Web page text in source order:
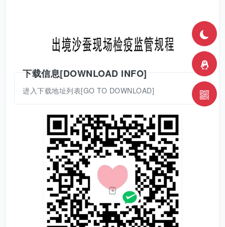
下载信息[DOWNLOAD INFO]
进入下载地址列表[GO TO DOWNLOAD]